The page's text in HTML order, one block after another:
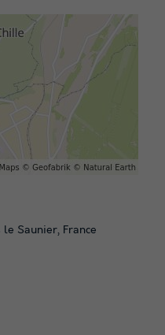
Saunier, France